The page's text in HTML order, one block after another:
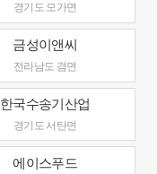
경기도 모가면
금성이앤씨
전라남도 겸면
한국수송기산업
경기도 서탄면
에이스푸드